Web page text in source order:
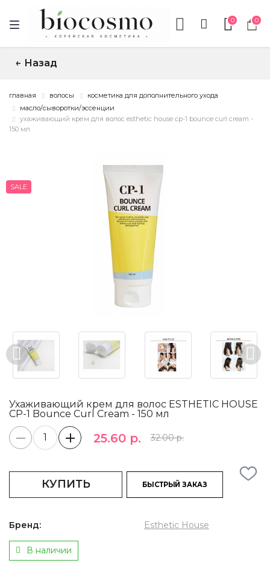
0 0
↑ Назад
главная волосы
косметика для дополнительного ухода
масло/сыворотки/эссенции
ухаживающий крем для волос esthetic house cp-1 bounce curl cream -
150 мл
SALE
Ухаживающий крем для волос ESTHETIC HOUSE
CP-1 Bounce Curl Cream - 150 мл
25.60 р. 32.00 р.
КУПИТЬ БЫСТРЫЙ ЗАКАЗ
Бренд: Esthetic House
В наличии